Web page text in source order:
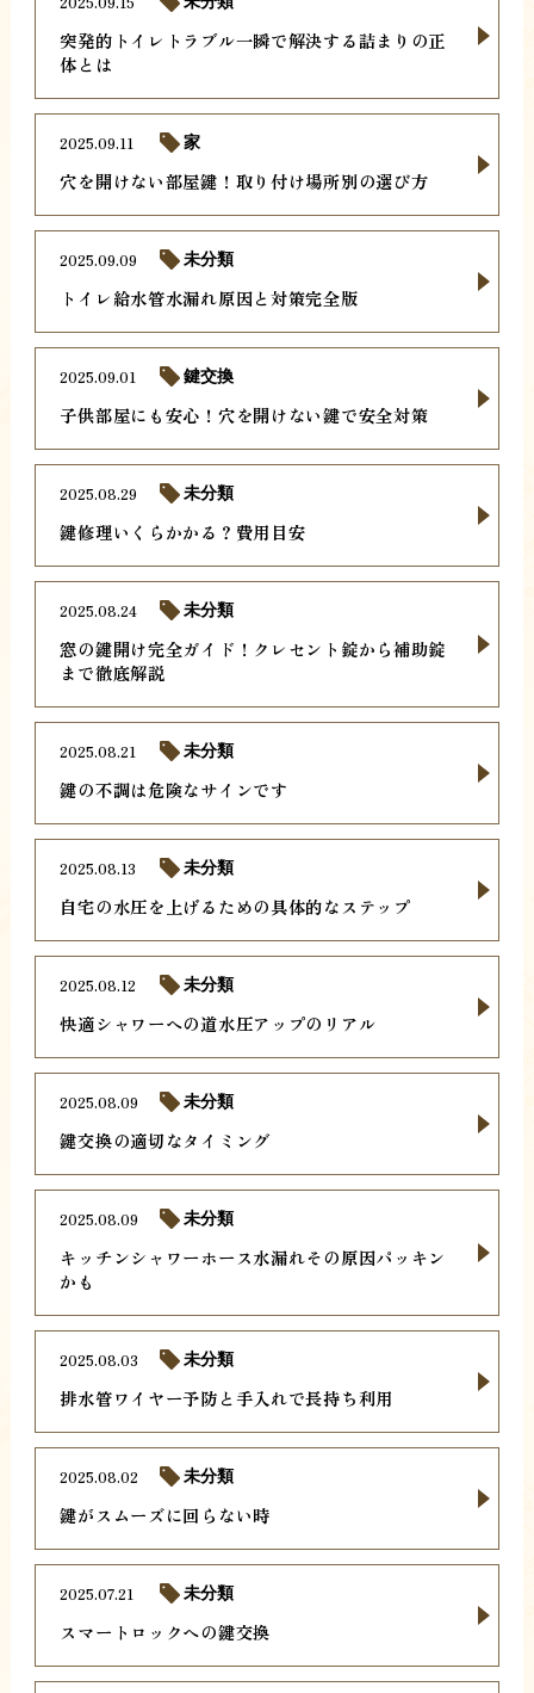
突発的トイレトラブル一瞬で解決する詰まりの正
体とは
穴を開けない部屋鍵！取り付け場所別の選び方
2025.09.11 家
トイレ給水管水漏れ原因と対策完全版
2025.09.09 未分類
子供部屋にも安心！穴を開けない鍵で安全対策
2025.09.01 鍵交換
鍵修理いくらかかる？費用目安
2025.08.29 未分類
窓の鍵開け完全ガイド！クレセント錠から補助錠
まで徹底解説
2025.08.24 未分類
鍵の不調は危険なサインです
2025.08.21 未分類
自宅の水圧を上げるための具体的なステップ
2025.08.13 未分類
快適シャワーへの道水圧アップのリアル
2025.08.12 未分類
鍵交換の適切なタイミング
2025.08.09 未分類
キッチンシャワーホース水漏れその原因パッキン
かも
2025.08.09 未分類
排水管ワイヤー予防と手入れで長持ち利用
2025.08.03 未分類
鍵がスムーズに回らない時
2025.08.02 未分類
スマートロックへの鍵交換
2025.07.21 未分類